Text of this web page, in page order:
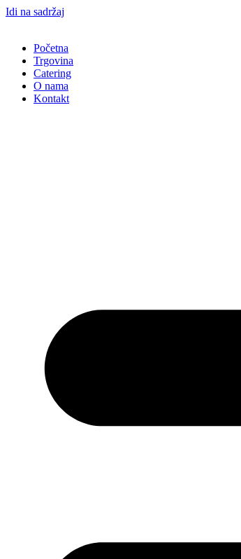
Idi na sadržaj
Početna
Trgovina
Catering
O nama
Kontakt